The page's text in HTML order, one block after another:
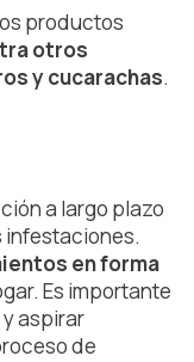
productos
otros
y cucarachas.
a largo plazo
infestaciones.
en forma
Es importante
y aspirar
de